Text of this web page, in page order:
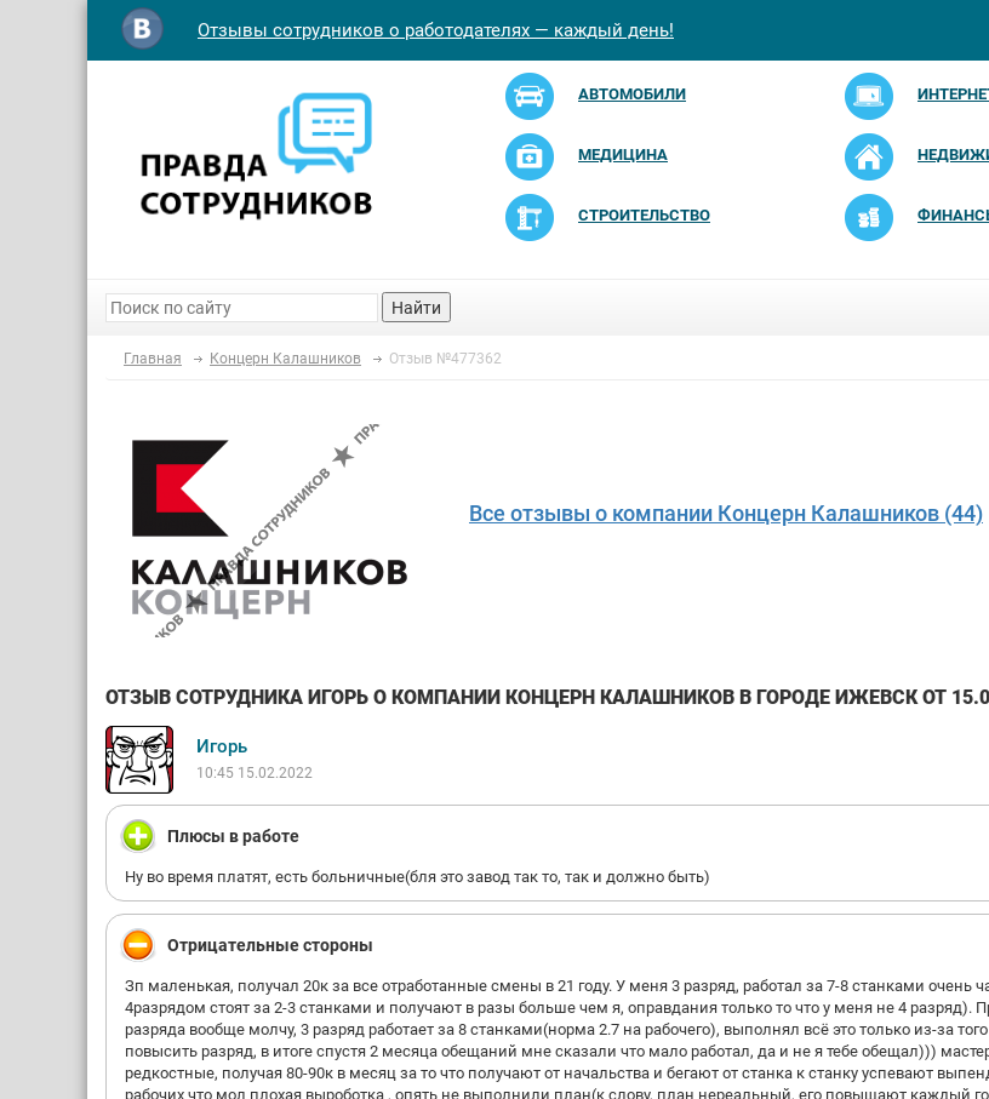
Отзывы сотрудников о работодателях — каждый день!
АВТОМОБИЛИ
МЕДИЦИНА
СТРОИТЕЛЬСТВО
Найти
Главная Концерн Калашников Отзыв №477362
Все отзывы о компании Концерн Калашников (44)
ОТЗЫВ СОТРУДНИКА ИГОРЬ О КОМПАНИИ КОНЦЕРН КАЛАШНИКОВ В ГОРОДЕ ИЖЕВСК ОТ
Игорь
10:45 15.02.2022
Плюсы в работе
Ну во время платят, есть больничные(бля это завод так то, так и должно быть)
Отрицательные стороны
Зп маленькая, получал 20к за все отработанные смены в 21 году. У меня 3 разряд, работал за 7-8 станками очень
4разрядом стоят за 2-3 станками и получают в разы больше чем я, оправдания только то что у меня не 4 разряд).
разряда вообще молчу, 3 разряд работает за 8 станками(норма 2.7 на рабочего), выполнял всё это только из-за
повысить разряд, в итоге спустя 2 месяца обещаний мне сказали что мало работал, да и не я тебе обещал)))
редкостные, получая 80-90к в месяц за то что получают от начальства и бегают от станка к станку успевают
рабочих что мол плохая выроботка , опять не выполнили план(к слову, план нереальный, его повышают каждый